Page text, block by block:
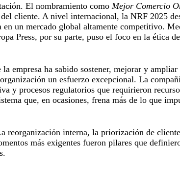
El nombramiento como Mejor Comercio
cliente. A nivel internacional, la NRF 2025
un mercado global altamente competitivo.
Press, por su parte, puso el foco en la ética
empresa ha sabido sostener, mejorar y ampliar
un esfuerzo excepcional. La
y procesos regulatorios que requirieron
que, en ocasiones, frena más de lo que
reorganización interna, la priorización de
más exigentes fueron pilares que